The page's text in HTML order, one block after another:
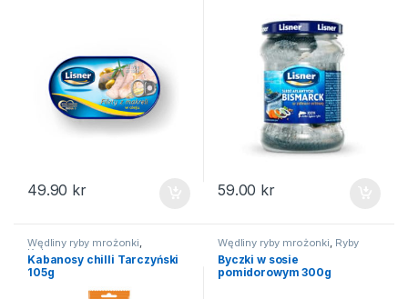
49.90 kr 59.00 kr
Wędliny ryby mrożonki,
Kabanosy
Kabanosy chilli Tarczyński
105g
Wędliny ryby mrożonki, Ryby
Byczki w sosie
pomidorowym 300g